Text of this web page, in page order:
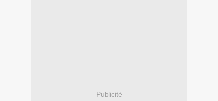
Publicité